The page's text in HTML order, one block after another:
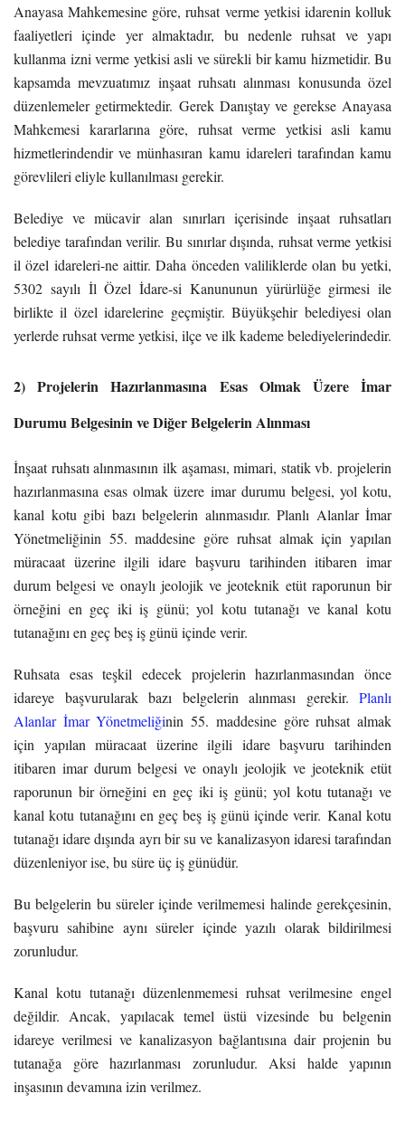
Anayasa Mahkemesine göre, ruhsat verme yetkisi idarenin kolluk
faaliyetleri içinde yer almaktadır, bu nedenle ruhsat ve yapı
kullanma izni verme yetkisi asli ve sürekli bir kamu hizmetidir. Bu
kapsamda mevzuatımız inşaat ruhsatı alınması konusunda özel
düzenlemeler getirmektedir. Gerek Danıştay ve gerekse Anayasa
Mahkemesi kararlarına göre, ruhsat verme yetkisi asli kamu
hizmetlerindendir ve münhasıran kamu idareleri tarafından kamu
görevlileri eliyle kullanılması gerekir.
Belediye ve mücavir alan sınırları içerisinde inşaat ruhsatları
belediye tarafından verilir. Bu sınırlar dışında, ruhsat verme yetkisi
il özel idareleri-ne aittir. Daha önceden valiliklerde olan bu yetki,
5302 sayılı İl Özel İdare-si Kanununun yürürlüğe girmesi ile
birlikte il özel idarelerine geçmiştir. Büyükşehir belediyesi olan
yerlerde ruhsat verme yetkisi, ilçe ve ilk kademe belediyelerindedir.
2) Projelerin Hazırlanmasına Esas Olmak Üzere İmar
Durumu Belgesinin ve Diğer Belgelerin Alınması
İnşaat ruhsatı alınmasının ilk aşaması, mimari, statik vb. projelerin
hazırlanmasına esas olmak üzere imar durumu belgesi, yol kotu,
kanal kotu gibi bazı belgelerin alınmasıdır. Planlı Alanlar İmar
Yönetmeliğinin 55. maddesine göre ruhsat almak için yapılan
müracaat üzerine ilgili idare başvuru tarihinden itibaren imar
durum belgesi ve onaylı jeolojik ve jeoteknik etüt raporunun bir
örneğini en geç iki iş günü; yol kotu tutanağı ve kanal kotu
tutanağını en geç beş iş günü içinde verir.
Ruhsata esas teşkil edecek projelerin hazırlanmasından önce
idareye başvurularak bazı belgelerin alınması gerekir. Planlı
Alanlar İmar Yönetmeliğinin 55. maddesine göre ruhsat almak
için yapılan müracaat üzerine ilgili idare başvuru tarihinden
itibaren imar durum belgesi ve onaylı jeolojik ve jeoteknik etüt
raporunun bir örneğini en geç iki iş günü; yol kotu tutanağı ve
kanal kotu tutanağını en geç beş iş günü içinde verir. Kanal kotu
tutanağı idare dışında ayrı bir su ve kanalizasyon idaresi tarafından
düzenleniyor ise, bu süre üç iş günüdür.
Bu belgelerin bu süreler içinde verilmemesi halinde gerekçesinin,
başvuru sahibine aynı süreler içinde yazılı olarak bildirilmesi
zorunludur.
Kanal kotu tutanağı düzenlenmemesi ruhsat verilmesine engel
değildir. Ancak, yapılacak temel üstü vizesinde bu belgenin
idareye verilmesi ve kanalizasyon bağlantısına dair projenin bu
tutanağa göre hazırlanması zorunludur. Aksi halde yapının
inşasının devamına izin verilmez.